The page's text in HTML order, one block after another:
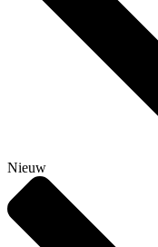
Nieuw